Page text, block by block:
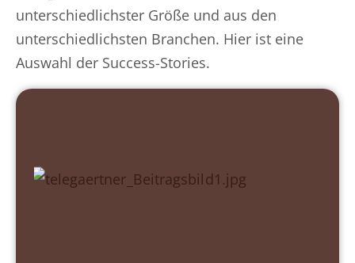
unterschiedlichster Größe und aus den
unterschiedlichsten Branchen. Hier ist eine
Auswahl der Success-Stories.